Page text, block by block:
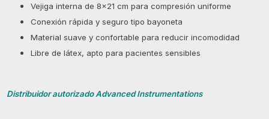
Vejiga interna de 8x21 cm para compresión uniforme
Conexión rápida y seguro tipo bayoneta
Material suave y confortable para reducir incomodidad
Libre de látex, apto para pacientes sensibles
Distribuidor autorizado Advanced Instrumentations